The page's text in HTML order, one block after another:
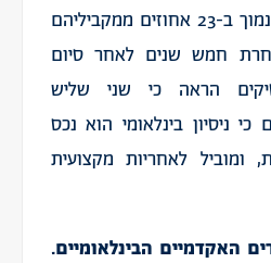
משתתפי ארסמוס היה נמוך ב-23 אחוזים ממקביליהם
חמש שנים לאחר סיום
הראה כי שני שליש
ניסיון בינלאומי הוא נכס
ומוביל לאחריות מקצועית
האקדמיים הבינלאומיים.